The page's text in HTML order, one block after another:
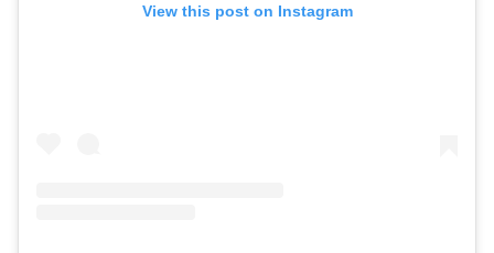
View this post on Instagram